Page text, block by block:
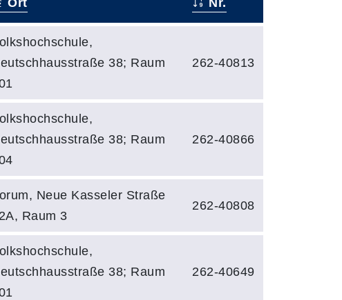
Ort Nr.
38; Raum
262-40813
38; Raum
262-40866
Neue Kasseler Straße
Raum 3
262-40808
38; Raum
262-40649